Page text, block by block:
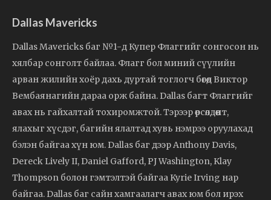
Dallas Mavericks
Dallas Mavericks баг №1-д Купер Флаггийг сонгосон нь
хялбар сонголт байлаа. Флагг бол миний сүүлийн
арван жилийн хоёр дахь дуртай тоглогч бөгөөд Виктор
Вембаянагийн дараа орж байна. Dallas багт Флаггийг
авах нь гайхалтай тохиромжтой. Тэрээр өрсөлдөөнт,
ялахыг хүсдэг, багийн ялалтад хувь нэмрээ оруулахад
бэлэн байгаа хүн юм. Dallas баг дээр Anthony Davis,
Dereck Lively II, Daniel Gafford, PJ Washington, Klay
Thompson болон гэмтэлтэй байгаа Kyrie Irving нар
байгаа. Dallas баг сайн хамгаалагч авах юм бол ирэх